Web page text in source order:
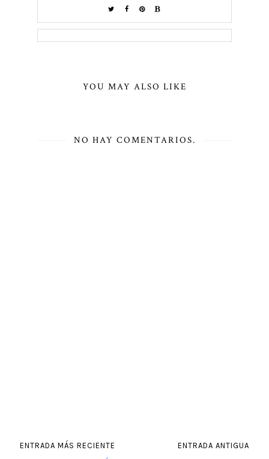
YOU MAY ALSO LIKE
NO HAY COMENTARIOS.
ENTRADA MÁS RECIENTE
ENTRADA ANTIGUA